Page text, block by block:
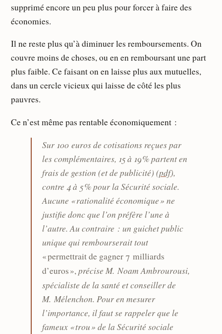
supprimé encore un peu plus pour forcer à faire des
économies.
Il ne reste plus qu’à diminuer les remboursements. On
couvre moins de choses, ou en en remboursant une part
plus faible. Ce faisant on en laisse plus aux mutuelles,
dans un cercle vicieux qui laisse de côté les plus
pauvres.
Ce n’est même pas rentable économiquement :
Sur 100 euros de cotisations reçues par
les complémentaires, 15 à 19 % partent en
frais de gestion (et de publicité) (pdf),
contre 4 à 5 % pour la Sécurité sociale.
Aucune « rationalité économique » ne
justifie donc que l’on préfère l’une à
l’autre. Au contraire : un guichet public
unique qui rembourserait tout
« permettrait de gagner 7 milliards
d’euros »,précise M. Noam Ambrourousi,
spécialiste de la santé et conseiller de
M. Mélenchon. Pour en mesurer
l’importance, il faut se rappeler que le
fameux « trou » de la Sécurité sociale